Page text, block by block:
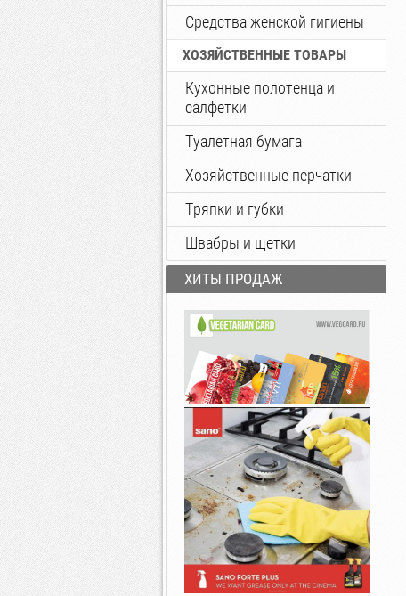
Средства женской гигиены
ХОЗЯЙСТВЕННЫЕ ТОВАРЫ
Кухонные полотенца и
салфетки
Туалетная бумага
Хозяйственные перчатки
Тряпки и губки
Швабры и щетки
ХИТЫ ПРОДАЖ